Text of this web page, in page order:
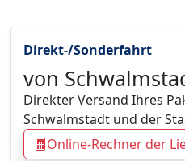
Direkt-/Sonderfahrt
von
Direkter Versand Ihres
Schwalmstadt und der
Online-Rechner der